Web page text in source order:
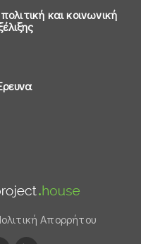
και κοινωνική
Απορρήτου